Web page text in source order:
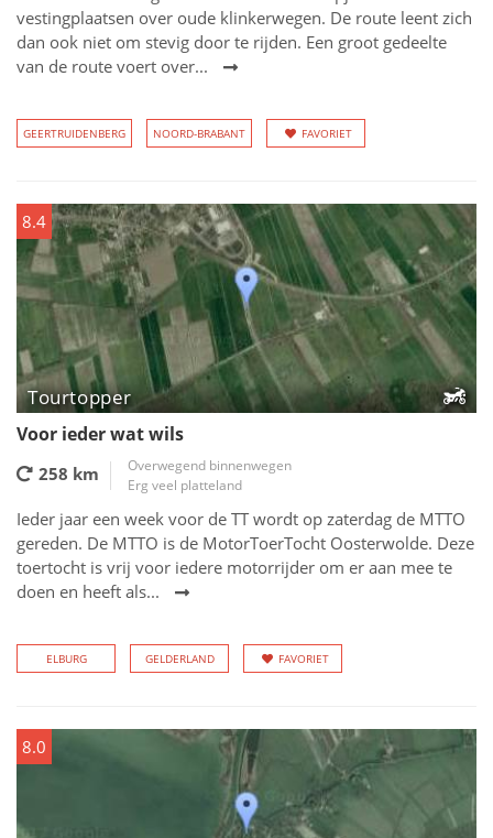
vestingplaatsen over oude klinkerwegen. De route leent zich
dan ook niet om stevig door te rijden. Een groot gedeelte
van de route voert over...
GEERTRUIDENBERG NOORD-BRABANT FAVORIET
8.4
Tourtopper
Voor ieder wat wils
258 km
Overwegend binnenwegen
Erg veel platteland
Ieder jaar een week voor de TT wordt op zaterdag de MTTO
gereden. De MTTO is de MotorToerTocht Oosterwolde. Deze
toertocht is vrij voor iedere motorrijder om er aan mee te
doen en heeft als...
ELBURG GELDERLAND FAVORIET
8.0